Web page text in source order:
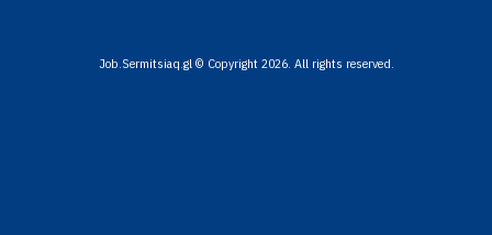
Job.Sermitsiaq.gl © Copyright 2026. All rights reserved.